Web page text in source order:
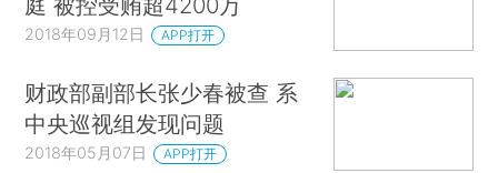
2018年09月12日 APP打开
财政部副部长张少春被查 系
中央巡视组发现问题
2018年05月07日 APP打开